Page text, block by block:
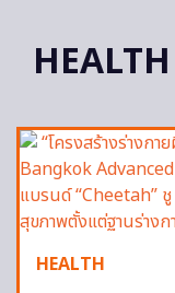
HEALTH
HEALTH